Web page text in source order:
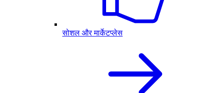
सोशल और मार्केटप्लेस